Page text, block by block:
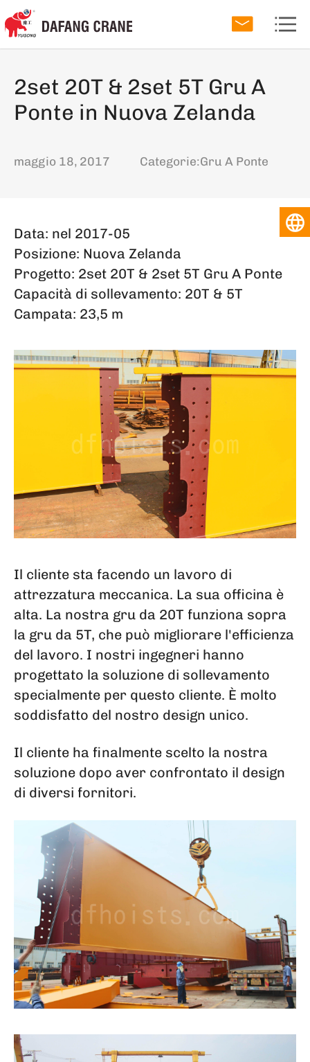
2set 20T & 2set 5T Gru A
Ponte in Nuova Zelanda
maggio 18, 2017 Categorie:Gru A Ponte
Data: nel 2017-05
Posizione: Nuova Zelanda
Progetto: 2set 20T & 2set 5T Gru A Ponte
Capacità di sollevamento: 20T & 5T
Campata: 23,5 m
Il cliente sta facendo un lavoro di
attrezzatura meccanica. La sua officina è
alta. La nostra gru da 20T funziona sopra
la gru da 5T, che può migliorare l'efficienza
del lavoro. I nostri ingegneri hanno
progettato la soluzione di sollevamento
specialmente per questo cliente. È molto
soddisfatto del nostro design unico.
Il cliente ha finalmente scelto la nostra
soluzione dopo aver confrontato il design
di diversi fornitori.